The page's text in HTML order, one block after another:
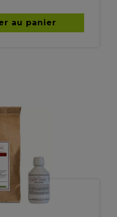
au panier